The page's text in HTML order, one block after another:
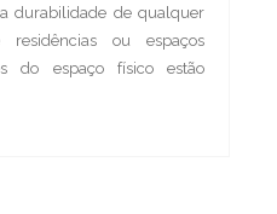
durabilidade de qualquer
ou espaços
do espaço físico estão